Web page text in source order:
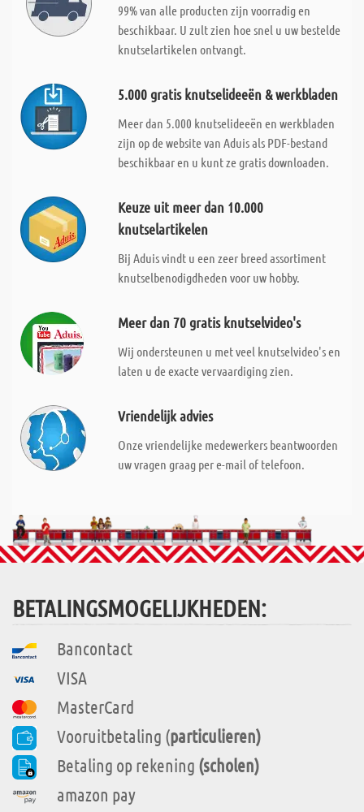
99% van alle producten zijn voorradig en
beschikbaar. U zult zien hoe snel u uw bestelde
knutselartikelen ontvangt.
5.000 gratis knutselideeën & werkbladen
Meer dan 5.000 knutselideeën en werkbladen
zijn op de website van Aduis als PDF-bestand
beschikbaar en u kunt ze gratis downloaden.
Keuze uit meer dan 10.000
knutselartikelen
Bij Aduis vindt u een zeer breed assortiment
knutselbenodigdheden voor uw hobby.
Meer dan 70 gratis knutselvideo's
Wij ondersteunen u met veel knutselvideo's en
laten u de exacte vervaardiging zien.
Vriendelijk advies
Onze vriendelijke medewerkers beantwoorden
uw vragen graag per e-mail of telefoon.
BETALINGSMOGELIJKHEDEN:
Bancontact
VISA
MasterCard
Vooruitbetaling (particulieren)
Betaling op rekening (scholen)
amazon pay